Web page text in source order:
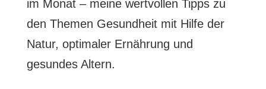
im Monat – meine wertvollen Tipps zu
den Themen Gesundheit mit Hilfe der
Natur, optimaler Ernährung und
gesundes Altern.